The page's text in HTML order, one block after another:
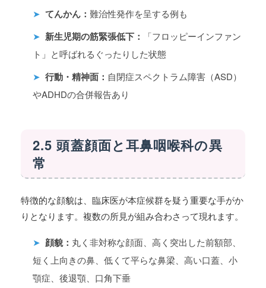
➤ てんかん： 難治性発作を呈する例も
➤ 新生児期の筋緊張低下：
「フロッピーインファン
ト」と呼ばれるぐったりした状態
➤ 行動・精神面： 自閉症スペクトラム障害（ASD）
やADHDの合併報告あり
2.5 頭蓋顔面と耳鼻咽喉科の異
常
特徴的な顔貌は、臨床医が本症候群を疑う重要な手がか
りとなります。複数の所見が組み合わさって現れます。
➤ 顔貌： 丸く非対称な顔面、高く突出した前額部、
短く上向きの鼻、低くて平らな鼻梁、高い口蓋、小
顎症、後退顎、口角下垂